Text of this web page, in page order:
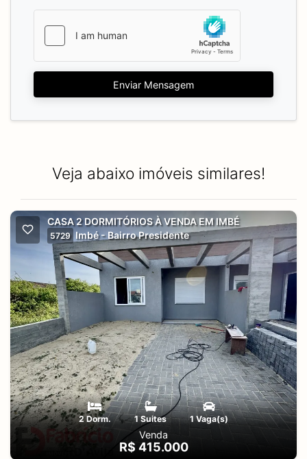
Enviar Mensagem
Veja abaixo imóveis similares!
CASA 2 DORMITÓRIOS À VENDA EM IMBÉ
5729 Imbé - Bairro Presidente
2 Dorm. 1 Suites 1 Vaga(s)
Venda
R$ 415.000